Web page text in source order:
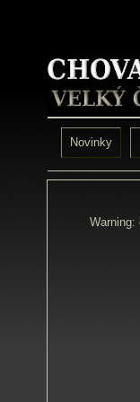
Novinky
Warning: